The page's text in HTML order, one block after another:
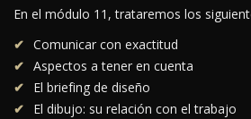
En el módulo 11, trataremos los
Comunicar con exactitud
Aspectos a tener en cuenta
El briefing de diseño
El dibujo: su relación con el trabajo